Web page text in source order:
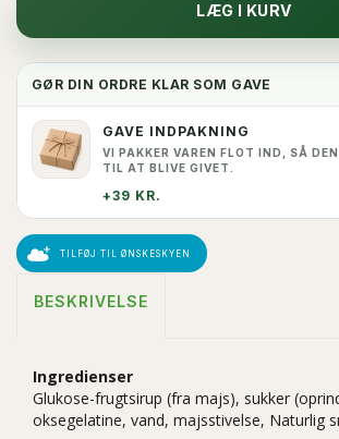
LÆG I KURV
GØR DIN ORDRE KLAR SOM GAVE
GAVE INDPAKNING
VI PAKKER VAREN FLOT IND, SÅ DEN
TIL AT BLIVE GIVET.
+39 KR.
TILFØJ TIL ØNSKESKYEN
BESKRIVELSE
Ingredienser
Glukose-frugtsirup (fra majs), sukker
oksegelatine, vand, majsstivelse, Naturlig